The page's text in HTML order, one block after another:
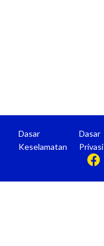
Dasar
Keselamatan
Dasar
Privasi